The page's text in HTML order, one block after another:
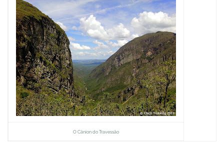
O Cânion do Travessão